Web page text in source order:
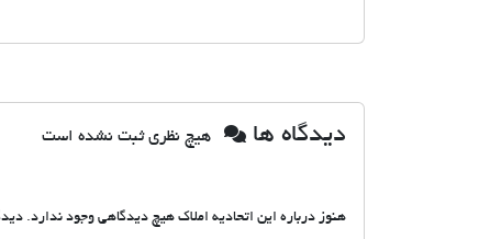
دیدگاه ها هیچ نظری ثبت نشده است
هنوز درباره این اتحادیه املاک هیچ دیدگاهی وجود ندارد.